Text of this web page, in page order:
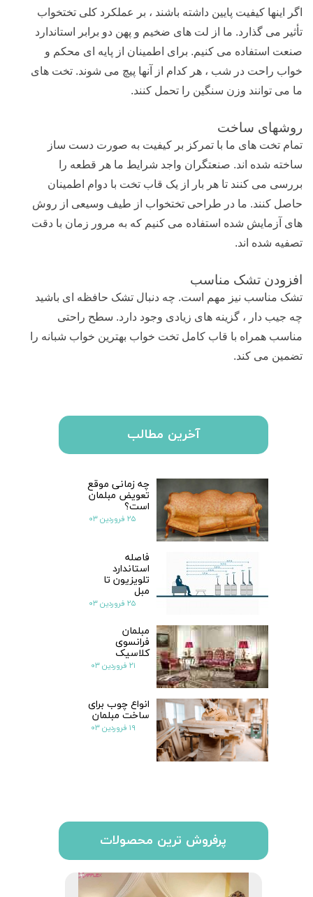
اگر اینها کیفیت پایین داشته باشند ، بر عملکرد کلی تختخواب
تأثیر می گذارد. ما از لت های ضخیم و پهن دو برابر استاندارد
صنعت استفاده می کنیم. برای اطمینان از پایه ای محکم و
خواب راحت در شب ، هر کدام از آنها پیچ می شوند. تخت های
ما می توانند وزن سنگین را تحمل کنند.
روشهای ساخت
تمام تخت های ما با تمرکز بر کیفیت به صورت دست ساز
ساخته شده اند. صنعتگران واجد شرایط ما هر قطعه را
بررسی می کنند تا هر بار از یک قاب تخت با دوام اطمینان
حاصل کنند. ما در طراحی تختخواب از طیف وسیعی از روش
های آزمایش شده استفاده می کنیم که به مرور زمان با دقت
تصفیه شده اند.
افزودن تشک مناسب
تشک مناسب نیز مهم است. چه دنبال تشک حافظه ای باشید
چه جیب دار ، گزینه های زیادی وجود دارد. سطح راحتی
مناسب همراه با قاب کامل تخت خواب بهترین خواب شبانه را
تضمین می کند.
پرفروش ترین محصولات
آخرین مطالب
چه زمانی موقع
تعویض مبلمان
است؟
۲۵ فروردین ۰۳
فاصله
استاندارد
تلویزیون تا
مبل
۲۵ فروردین ۰۳
مبلمان
فرانسوی
کلاسیک
۲۱ فروردین ۰۳
انواع چوب برای
ساخت مبلمان
۱۹ فروردین ۰۳